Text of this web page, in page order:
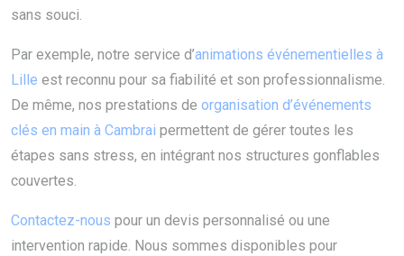
sans souci.
Par exemple, notre service d’animations événementielles à
Lille est reconnu pour sa fiabilité et son professionnalisme.
De même, nos prestations de organisation d’événements
clés en main à Cambrai permettent de gérer toutes les
étapes sans stress, en intégrant nos structures gonflables
couvertes.
Contactez-nous pour un devis personnalisé ou une
intervention rapide. Nous sommes disponibles pour